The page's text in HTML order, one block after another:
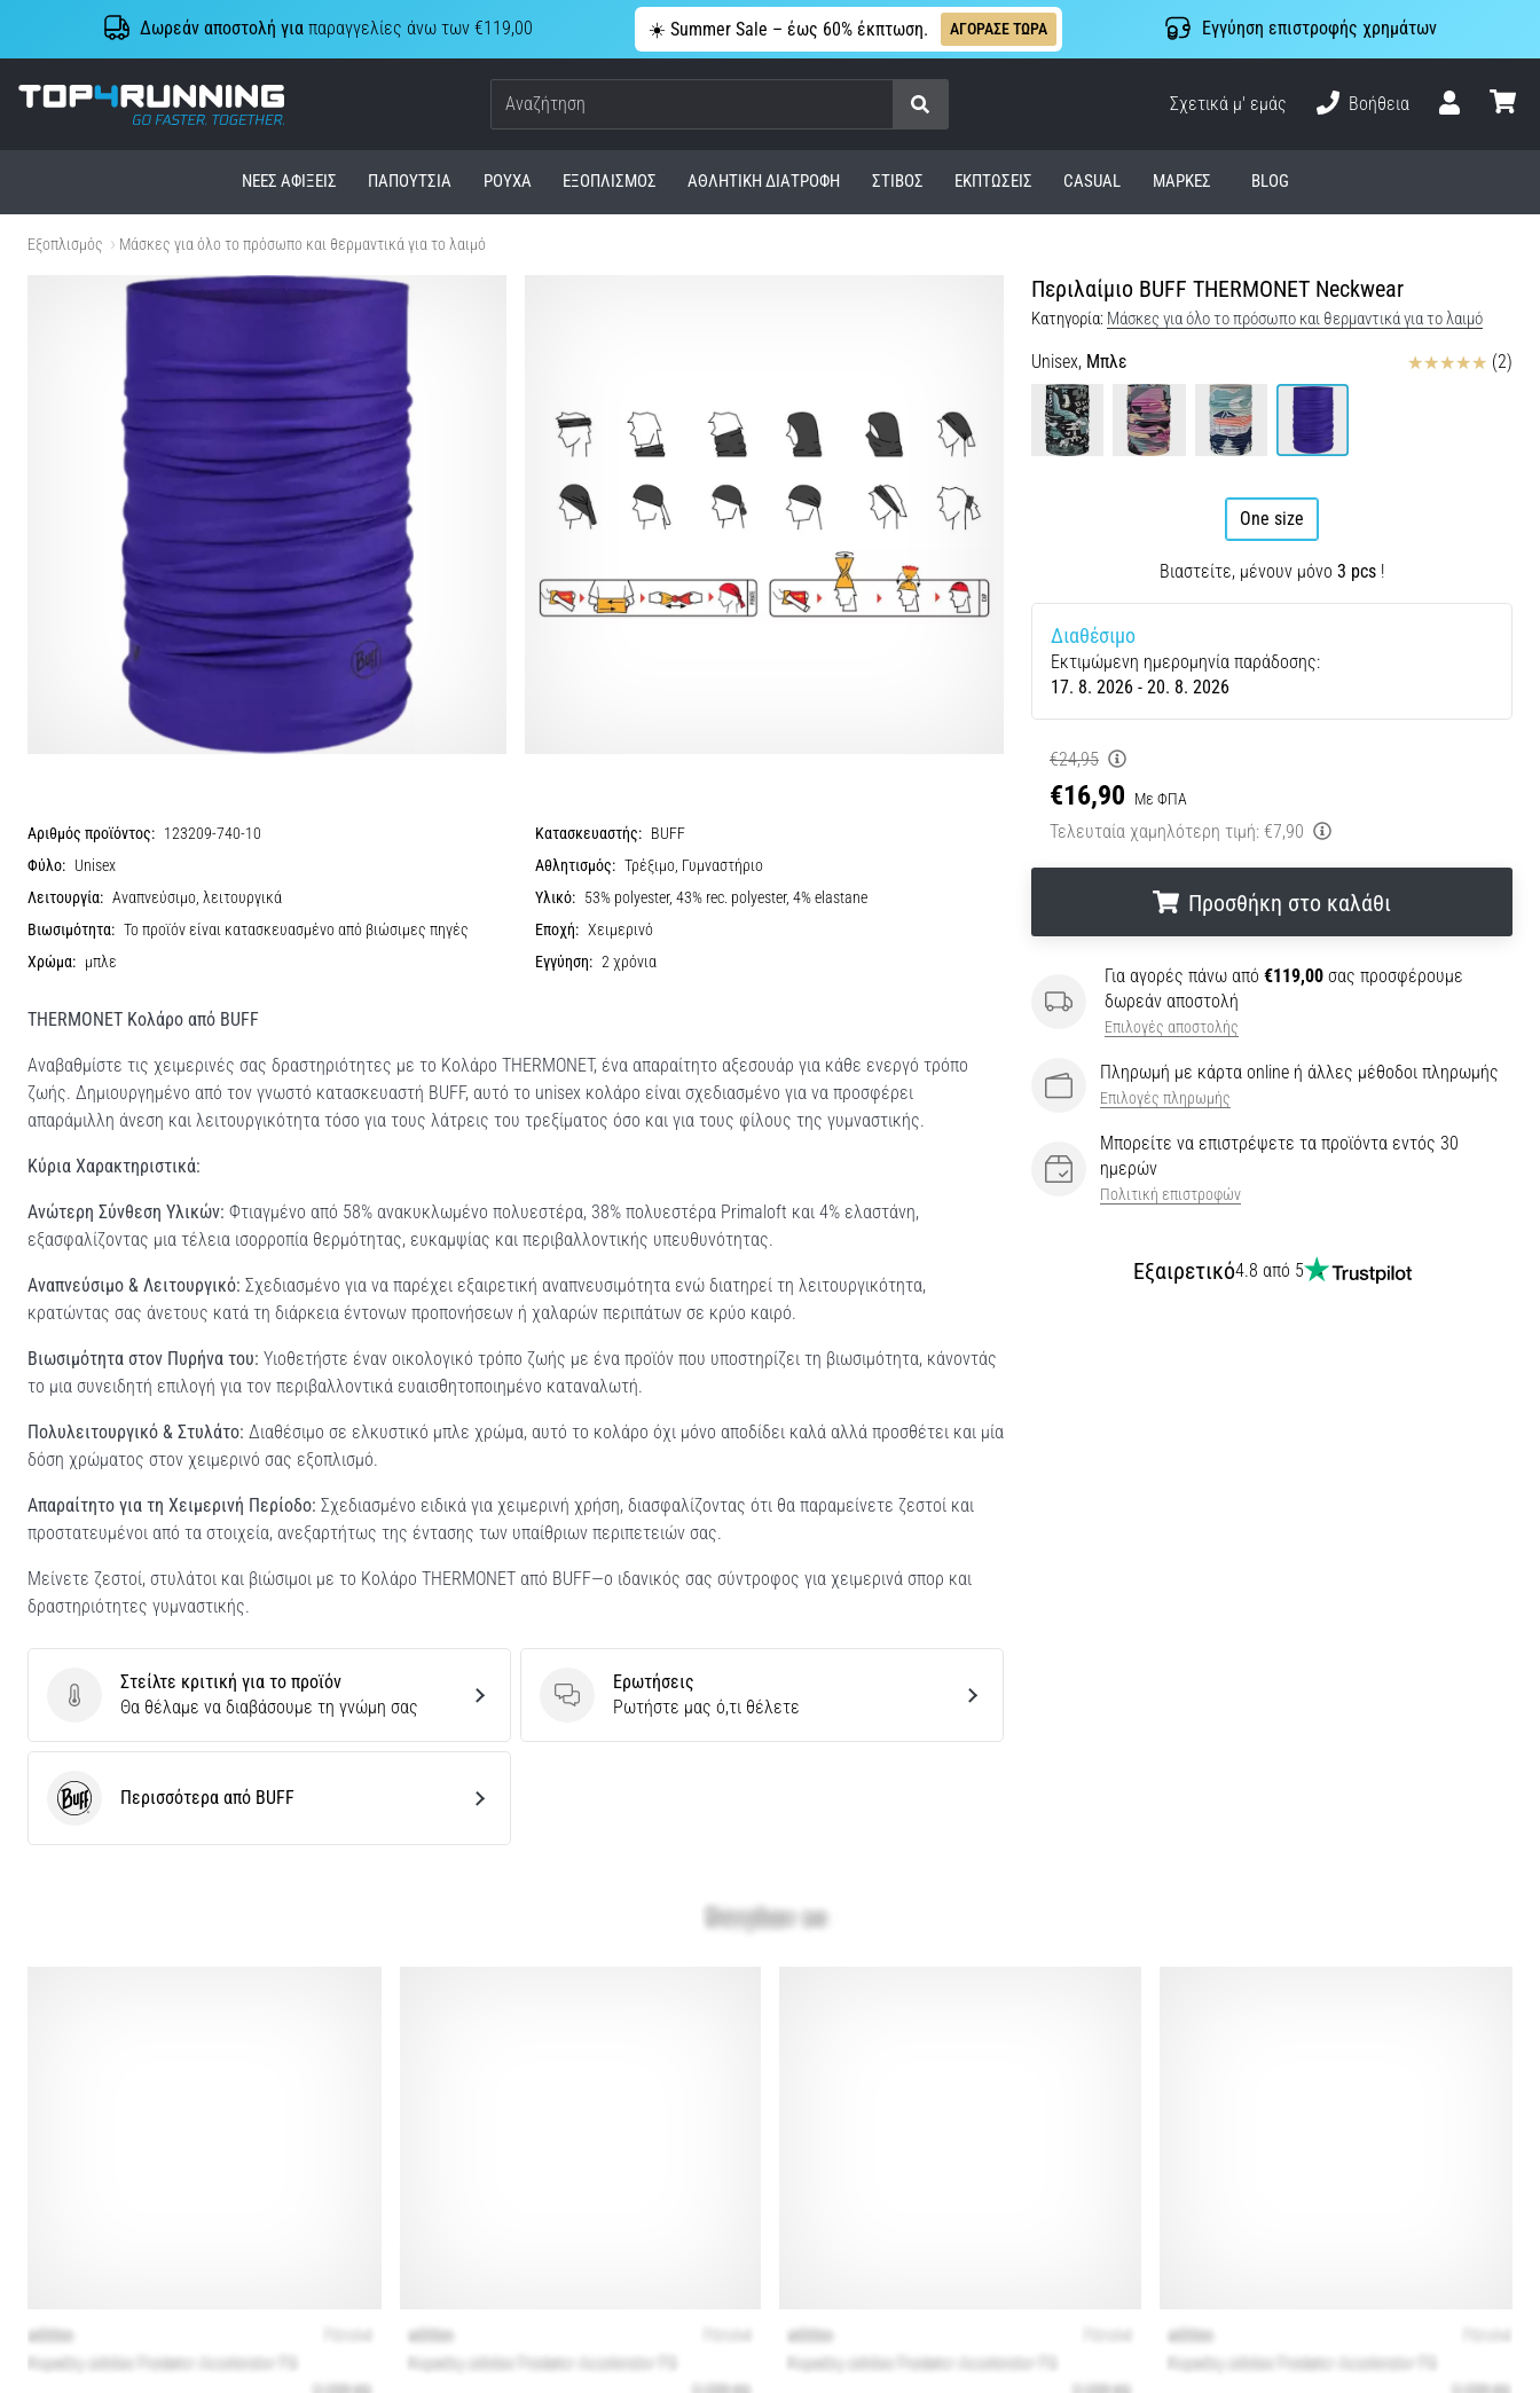
Δωρεάν αποστολή γιαπαραγγελίες άνω των €119,00 ☀️ Summer Sale – έως 60% έκπτωση. ΑΓΟΡΑΣΕ ΤΩΡΑ Εγγύηση επιστροφής χρημάτων
Top4Running.cy
Αναζήτηση
Σχετικά μ' εμάς
Βοήθεια
ΝΈΕΣ ΑΦΊΞΕΙΣ ΠΑΠΟΎΤΣΙΑ ΡΟΎΧΑ ΕΞΟΠΛΙΣΜΌΣ ΑΘΛΗΤΙΚΉ ΔΙΑΤΡΟΦΉ ΣΤΊΒΟΣ ΕΚΠΤΩΣΕΙΣ CASUAL ΜΆΡΚΕΣ BLOG
Εξοπλισμός Μάσκες για όλο το πρόσωπο και θερμαντικά για το λαιμό
Περιλαίμιο BUFF THERMONET Neckwear
Κατηγορία: Μάσκες για όλο το πρόσωπο και θερμαντικά για το λαιμό
Unisex, Μπλε Κριτικές (2)
One size
Βιαστείτε, μένουν μόνο 3 pcs !
Διαθέσιμο
Εκτιμώμενη ημερομηνία παράδοσης:
17. 8. 2026 - 20. 8. 2026
€24,95
€16,90 Με ΦΠΑ
Τελευταία χαμηλότερη τιμή: €7,90
Προσθήκη στο καλάθι
...
Για αγορές πάνω από €119,00 σας προσφέρουμε
δωρεάν αποστολή
Επιλογές αποστολής
Πληρωμή με κάρτα online ή άλλες μέθοδοι πληρωμής
Επιλογές πληρωμής
Μπορείτε να επιστρέψετε τα προϊόντα εντός 30
ημερών
Πολιτική επιστροφών
Εξαιρετικό4.8 από 5
Αριθμός προϊόντος: 123209-740-10 Κατασκευαστής: BUFF
Φύλο: Unisex Αθλητισμός: Τρέξιμο, Γυμναστήριο
Λειτουργία: Αναπνεύσιμο, λειτουργικά Υλικό: 53% polyester, 43% rec. polyester, 4% elastane
Βιωσιμότητα: Το προϊόν είναι κατασκευασμένο από βιώσιμες πηγές Εποχή: Χειμερινό
Χρώμα: μπλε Εγγύηση: 2 χρόνια
THERMONET Κολάρο από BUFF
Αναβαθμίστε τις χειμερινές σας δραστηριότητες με το Κολάρο THERMONET, ένα απαραίτητο αξεσουάρ για κάθε ενεργό τρόπο
ζωής. Δημιουργημένο από τον γνωστό κατασκευαστή BUFF, αυτό το unisex κολάρο είναι σχεδιασμένο για να προσφέρει
απαράμιλλη άνεση και λειτουργικότητα τόσο για τους λάτρεις του τρεξίματος όσο και για τους φίλους της γυμναστικής.
Κύρια Χαρακτηριστικά:
Ανώτερη Σύνθεση Υλικών: Φτιαγμένο από 58% ανακυκλωμένο πολυεστέρα, 38% πολυεστέρα Primaloft και 4% ελαστάνη,
εξασφαλίζοντας μια τέλεια ισορροπία θερμότητας, ευκαμψίας και περιβαλλοντικής υπευθυνότητας.
Αναπνεύσιμο & Λειτουργικό: Σχεδιασμένο για να παρέχει εξαιρετική αναπνευσιμότητα ενώ διατηρεί τη λειτουργικότητα,
κρατώντας σας άνετους κατά τη διάρκεια έντονων προπονήσεων ή χαλαρών περιπάτων σε κρύο καιρό.
Βιωσιμότητα στον Πυρήνα του: Υιοθετήστε έναν οικολογικό τρόπο ζωής με ένα προϊόν που υποστηρίζει τη βιωσιμότητα, κάνοντάς
το μια συνειδητή επιλογή για τον περιβαλλοντικά ευαισθητοποιημένο καταναλωτή.
Πολυλειτουργικό & Στυλάτο: Διαθέσιμο σε ελκυστικό μπλε χρώμα, αυτό το κολάρο όχι μόνο αποδίδει καλά αλλά προσθέτει και μία
δόση χρώματος στον χειμερινό σας εξοπλισμό.
Απαραίτητο για τη Χειμερινή Περίοδο: Σχεδιασμένο ειδικά για χειμερινή χρήση, διασφαλίζοντας ότι θα παραμείνετε ζεστοί και
προστατευμένοι από τα στοιχεία, ανεξαρτήτως της έντασης των υπαίθριων περιπετειών σας.
Μείνετε ζεστοί, στυλάτοι και βιώσιμοι με το Κολάρο THERMONET από BUFF—ο ιδανικός σας σύντροφος για χειμερινά σπορ και
δραστηριότητες γυμναστικής.
Στείλτε κριτική για το προϊόν
Στείλτε κριτική για το προϊόν
Θα θέλαμε να διαβάσουμε τη γνώμη σας
Ερωτήσεις
Ερωτήσεις
Ρωτήστε μας ό,τι θέλετε
BUFF Περισσότερα από BUFF